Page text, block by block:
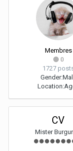
Membres
0
1727
Gender:
Location:
CV
Mister